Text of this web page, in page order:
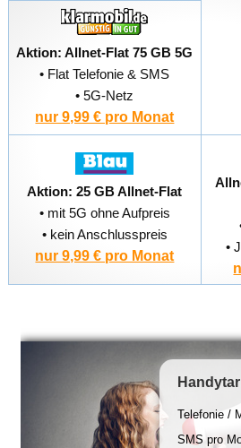
Aktion: Allnet-Flat 75 GB 5G
• Flat Telefonie & SMS
• 5G-Netz
nur 9,99 € pro Monat
Aktion: 25 GB Allnet-Flat
• mit 5G ohne Aufpreis
• kein Anschlusspreis
nur 9,99 € pro Monat
•
Telefonie /
SMS pro